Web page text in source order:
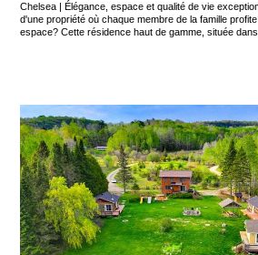
Chelsea | Élégance, espace et qualité de vie
d'une propriété où chaque membre de la famille
espace? Cette résidence haut de gamme, située dans